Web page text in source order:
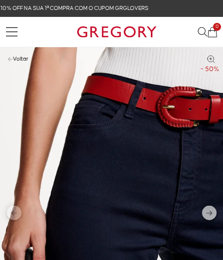
FRETE GRÁTIS NAS COMPRAS ACIMA DE R$ 899
0
- 50%
Voltar